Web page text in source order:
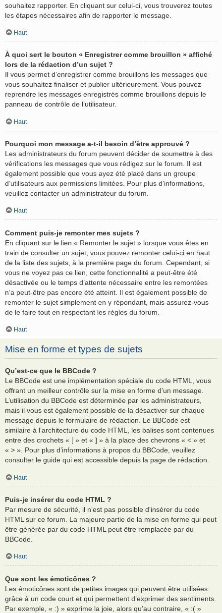
souhaitez rapporter. En cliquant sur celui-ci, vous trouverez toutes
les étapes nécessaires afin de rapporter le message.
Haut
À quoi sert le bouton « Enregistrer comme brouillon » affiché
lors de la rédaction d’un sujet ?
Il vous permet d’enregistrer comme brouillons les messages que
vous souhaitez finaliser et publier ultérieurement. Vous pouvez
reprendre les messages enregistrés comme brouillons depuis le
panneau de contrôle de l’utilisateur.
Haut
Pourquoi mon message a-t-il besoin d’être approuvé ?
Les administrateurs du forum peuvent décider de soumettre à des
vérifications les messages que vous rédigez sur le forum. Il est
également possible que vous ayez été placé dans un groupe
d’utilisateurs aux permissions limitées. Pour plus d’informations,
veuillez contacter un administrateur du forum.
Haut
Comment puis-je remonter mes sujets ?
En cliquant sur le lien « Remonter le sujet » lorsque vous êtes en
train de consulter un sujet, vous pouvez remonter celui-ci en haut
de la liste des sujets, à la première page du forum. Cependant, si
vous ne voyez pas ce lien, cette fonctionnalité a peut-être été
désactivée ou le temps d’attente nécessaire entre les remontées
n’a peut-être pas encore été atteint. Il est également possible de
remonter le sujet simplement en y répondant, mais assurez-vous
de le faire tout en respectant les règles du forum.
Haut
Mise en forme et types de sujets
Qu’est-ce que le BBCode ?
Le BBCode est une implémentation spéciale du code HTML, vous
offrant un meilleur contrôle sur la mise en forme d’un message.
L’utilisation du BBCode est déterminée par les administrateurs,
mais il vous est également possible de la désactiver sur chaque
message depuis le formulaire de rédaction. Le BBCode est
similaire à l’architecture du code HTML, les balises sont contenues
entre des crochets « [ » et « ] » à la place des chevrons « < » et
« > ». Pour plus d’informations à propos du BBCode, veuillez
consulter le guide qui est accessible depuis la page de rédaction.
Haut
Puis-je insérer du code HTML ?
Par mesure de sécurité, il n’est pas possible d’insérer du code
HTML sur ce forum. La majeure partie de la mise en forme qui peut
être générée par du code HTML peut être remplacée par du
BBCode.
Haut
Que sont les émoticônes ?
Les émoticônes sont de petites images qui peuvent être utilisées
grâce à un code court et qui permettent d’exprimer des sentiments.
Par exemple, « :) » exprime la joie, alors qu’au contraire, « :( »